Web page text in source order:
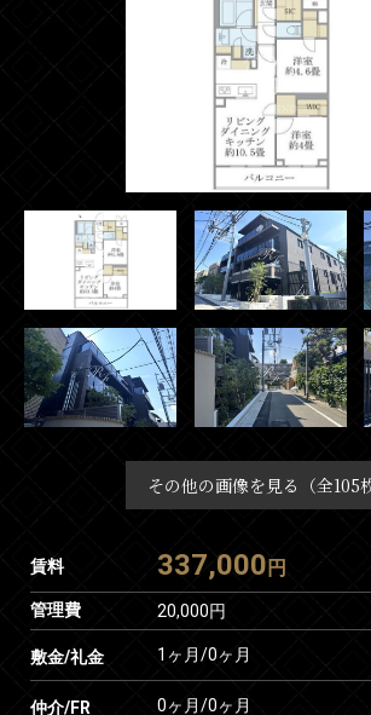
その他の画像を見る（全105
賃料 337,000 円
管理費 20,000円
敷金/礼金 1ヶ月/0ヶ月
仲介/FR 0ヶ月/0ヶ月